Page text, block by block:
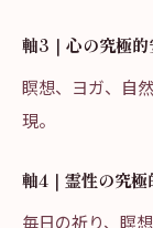
軸3｜心の究極的
瞑想、ヨガ、自
現。
軸4｜霊性の究極
毎日の祈り、瞑